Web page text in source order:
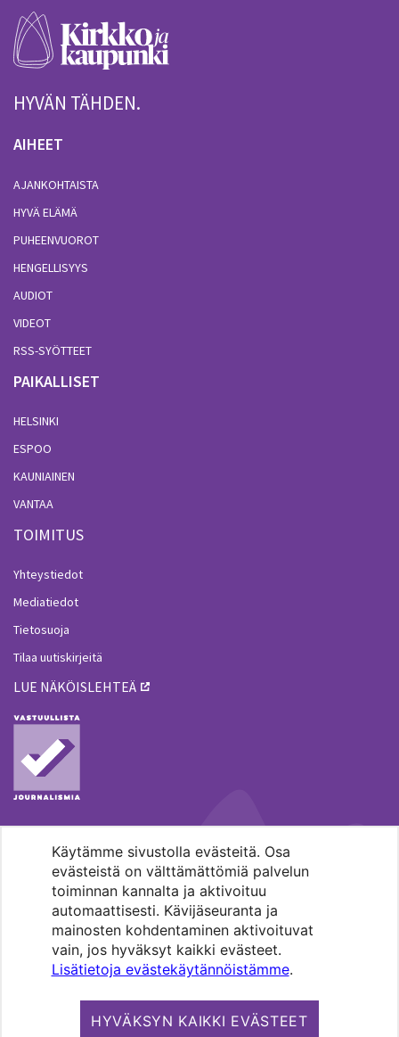
Käytämme sivustolla evästeitä. Osa
evästeistä on välttämättömiä palvelun
toiminnan kannalta ja aktivoituu
automaattisesti. Kävijäseuranta ja
mainosten kohdentaminen aktivoituvat
vain, jos hyväksyt kaikki evästeet.
Lisätietoja evästekäytännöistämme.
HYVÄKSYN KAIKKI EVÄSTEET
HYVÄN TÄHDEN.
AIHEET
AJANKOHTAISTA
HYVÄ ELÄMÄ
PUHEENVUOROT
HENGELLISYYS
AUDIOT
VIDEOT
RSS-SYÖTTEET
PAIKALLISET
HELSINKI
ESPOO
KAUNIAINEN
VANTAA
TOIMITUS
Yhteystiedot
Mediatiedot
Tietosuoja
Tilaa uutiskirjeitä
LUE NÄKÖISLEHTEÄ
MENOHAKU
Pääkaupunkiseudun evankelis-
luterilaisten seurakuntien media.